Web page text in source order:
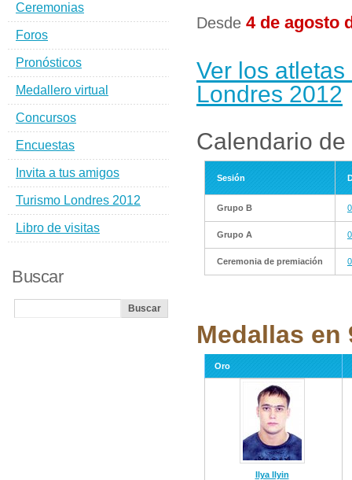
Desde 4 de agosto
Ver los
Londres 2012
Calendario
Sesión
Grupo B
Grupo A
Ceremonia de premiación
Medallas
Oro
Ilya Ilyin
Ceremonias
Foros
Pronósticos
Medallero virtual
Concursos
Encuestas
Invita a tus amigos
Turismo Londres 2012
Libro de visitas
Buscar